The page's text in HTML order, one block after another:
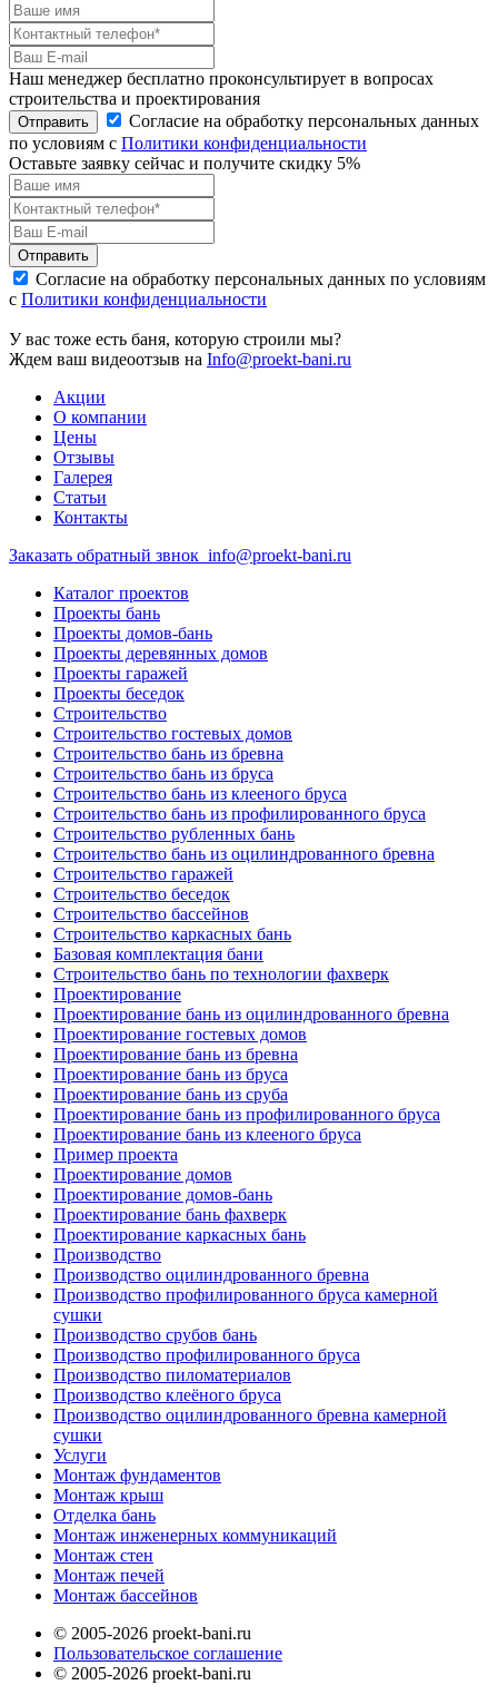
Наш менеджер бесплатно проконсультирует в вопросах
строительства и проектирования
Отправить
Согласие на обработку персональных данных
по условиям с Политики конфиденциальности
Оставьте заявку сейчас и получите скидку 5%
Отправить
Согласие на обработку персональных данных по условиям
с Политики конфиденциальности
У вас тоже есть баня, которую строили мы?
Ждем ваш видеоотзыв на Info@proekt-bani.ru
Акции
О компании
Цены
Отзывы
Галерея
Статьи
Контакты
Заказать обратный звнок info@proekt-bani.ru
Каталог проектов
Проекты бань
Проекты домов-бань
Проекты деревянных домов
Проекты гаражей
Проекты беседок
Строительство
Строительство гостевых домов
Строительство бань из бревна
Строительство бань из бруса
Строительство бань из клееного бруса
Строительство бань из профилированного бруса
Строительство рубленных бань
Строительство бань из оцилиндрованного бревна
Строительство гаражей
Строительство беседок
Строительство бассейнов
Строительство каркасных бань
Базовая комплектация бани
Строительство бань по технологии фахверк
Проектирование
Проектирование бань из оцилиндрованного бревна
Проектирование гостевых домов
Проектирование бань из бревна
Проектирование бань из бруса
Проектирование бань из сруба
Проектирование бань из профилированного бруса
Проектирование бань из клееного бруса
Пример проекта
Проектирование домов
Проектирование домов-бань
Проектирование бань фахверк
Проектирование каркасных бань
Производство
Производство оцилиндрованного бревна
Производство профилированного бруса камерной
сушки
Производство срубов бань
Производство профилированного бруса
Производство пиломатериалов
Производство клеёного бруса
Производство оцилиндрованного бревна камерной
сушки
Услуги
Монтаж фундаментов
Монтаж крыш
Отделка бань
Монтаж инженерных коммуникаций
Монтаж стен
Монтаж печей
Монтаж бассейнов
© 2005-2026 proekt-bani.ru
Пользовательское соглашение
© 2005-2026 proekt-bani.ru